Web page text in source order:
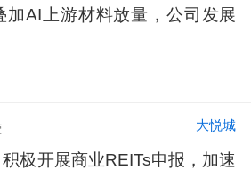
加AI上游材料放量，公司发展
大悦城
极开展商业REITs申报，加速